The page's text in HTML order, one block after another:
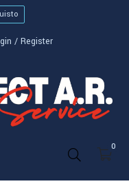
Register
0